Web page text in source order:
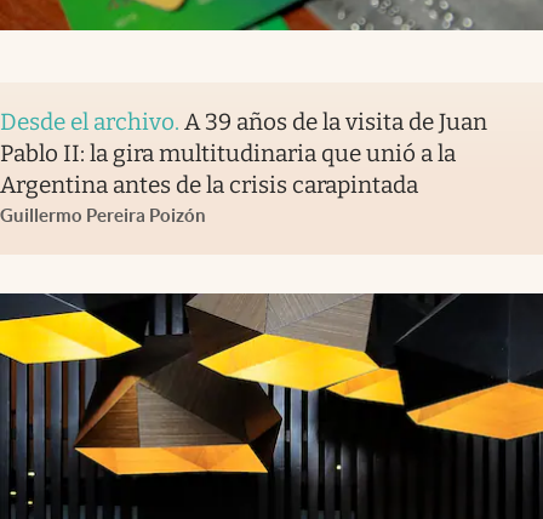
Desde el archivo. A 39 años de la visita de Juan
Pablo II: la gira multitudinaria que unió a la
Argentina antes de la crisis carapintada
Guillermo Pereira Poizón